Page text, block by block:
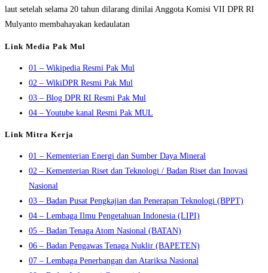
laut setelah selama 20 tahun dilarang dinilai Anggota Komisi VII DPR RI
Mulyanto membahayakan kedaulatan
Link Media Pak Mul
01 – Wikipedia Resmi Pak Mul
02 – WikiDPR Resmi Pak Mul
03 – Blog DPR RI Resmi Pak Mul
04 – Youtube kanal Resmi Pak MUL
Link Mitra Kerja
01 – Kementerian Energi dan Sumber Daya Mineral
02 – Kementerian Riset dan Teknologi / Badan Riset dan Inovasi
Nasional
03 – Badan Pusat Pengkajian dan Penerapan Teknologi (BPPT)
04 – Lembaga Ilmu Pengetahuan Indonesia (LIPI)
05 – Badan Tenaga Atom Nasional (BATAN)
06 – Badan Pengawas Tenaga Nuklir (BAPETEN)
07 – Lembaga Penerbangan dan Atariksa Nasional